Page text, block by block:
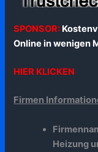
SPONSOR:
Online in wenigen
HIER KLICKEN
Firmen
Heizung